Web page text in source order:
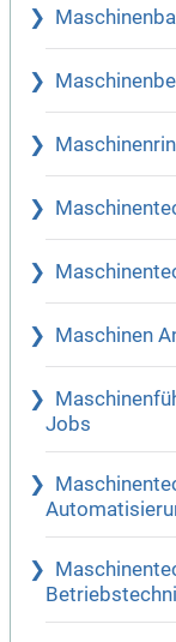
Maschinen
Jobs